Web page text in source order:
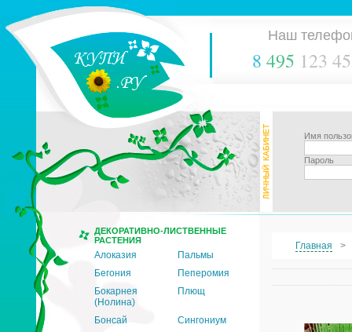
Наш
8 495 123
Имя
Пароль
ДЕКОРАТИВНО-ЛИСТВЕННЫЕ
РАСТЕНИЯ
Алоказия
Пальмы
Бегония
Пеперомия
Бокарнея
(Нолина)
Плющ
Бонсай
Сингониум
Главная